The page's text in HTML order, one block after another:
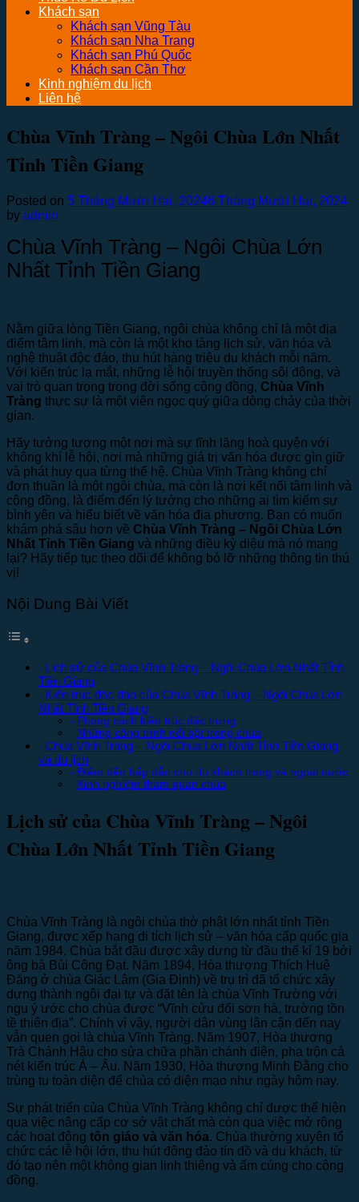
Khách sạn
Khách sạn Vũng Tàu
Khách sạn Nha Trang
Khách sạn Phú Quốc
Khách sạn Cần Thơ
Kinh nghiệm du lịch
Liên hệ
Chùa Vĩnh Tràng – Ngôi Chùa Lớn Nhất
Tỉnh Tiền Giang
Posted on 5 Tháng Mười Hai, 20246 Tháng Mười Hai, 2024
by admin
Chùa Vĩnh Tràng – Ngôi Chùa Lớn
Nhất Tỉnh Tiền Giang
Nằm giữa lòng Tiền Giang, ngôi chùa không chỉ là một địa
điểm tâm linh, mà còn là một kho tàng lịch sử, văn hóa và
nghệ thuật độc đáo, thu hút hàng triệu du khách mỗi năm.
Với kiến trúc lạ mắt, những lễ hội truyền thống sôi động, và
vai trò quan trọng trong đời sống cộng đồng, Chùa Vĩnh
Tràng thực sự là một viên ngọc quý giữa dòng chảy của thời
gian.
Hãy tưởng tượng một nơi mà sự tĩnh lặng hoà quyện với
không khí lễ hội, nơi mà những giá trị văn hóa được gìn giữ
và phát huy qua từng thế hệ. Chùa Vĩnh Tràng không chỉ
đơn thuần là một ngôi chùa, mà còn là nơi kết nối tâm linh và
cộng đồng, là điểm đến lý tưởng cho những ai tìm kiếm sự
bình yên và hiểu biết về văn hóa địa phương. Bạn có muốn
khám phá sâu hơn về Chùa Vĩnh Tràng – Ngôi Chùa Lớn
Nhất Tỉnh Tiền Giang và những điều kỳ diệu mà nó mang
lại? Hãy tiếp tục theo dõi để không bỏ lỡ những thông tin thú
vị!
Nội Dung Bài Viết
Lịch sử của Chùa Vĩnh Tràng – Ngôi Chùa Lớn Nhất Tỉnh
Tiền Giang
Kiến trúc độc đáo của Chùa Vĩnh Tràng – Ngôi Chùa Lớn
Nhất Tỉnh Tiền Giang
Phong cách kiến trúc đặc trưng
Những công trình nổi bật trong chùa
Chùa Vĩnh Tràng – Ngôi Chùa Lớn Nhất Tỉnh Tiền Giang
và du lịch
Điểm đến hấp dẫn cho du khách trong và ngoài nước
Kinh nghiệm tham quan chùa
Lịch sử của Chùa Vĩnh Tràng – Ngôi
Chùa Lớn Nhất Tỉnh Tiền Giang
Chùa Vĩnh Tràng là ngôi chùa thờ phật lớn nhất tỉnh Tiền
Giang, được xếp hạng di tích lịch sử – văn hóa cấp quốc gia
năm 1984. Chùa bắt đầu được xây dựng từ đầu thế kỉ 19 bởi
ông bà Bùi Công Đạt. Năm 1894, Hòa thượng Thích Huệ
Đăng ở chùa Giác Lâm (Gia Định) về trụ trì đã tổ chức xây
dựng thành ngôi đại tự và đặt tên là chùa Vĩnh Trường với
ngụ ý ước cho chùa được “Vĩnh cửu đối sơn hà, trường tồn
tề thiên địa”. Chính vì vậy, người dân vùng lân cận đến nay
vẫn quen gọi là chùa Vĩnh Tràng. Năm 1907, Hòa thượng
Trà Chánh Hậu cho sửa chữa phần chánh điện, pha trộn cả
nét kiến trúc Á – Âu. Năm 1930, Hòa thượng Minh Đằng cho
trùng tu toàn diện để chùa có diện mạo như ngày hôm nay.
Sự phát triển của Chùa Vĩnh Tràng không chỉ được thể hiện
qua việc nâng cấp cơ sở vật chất mà còn qua việc mở rộng
các hoạt động tôn giáo và văn hóa. Chùa thường xuyên tổ
chức các lễ hội lớn, thu hút đông đảo tín đồ và du khách, từ
đó tạo nên một không gian linh thiêng và ấm cúng cho cộng
đồng.